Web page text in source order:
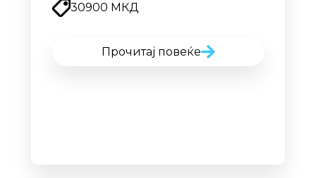
30900 МКД
Прочитај повеќе